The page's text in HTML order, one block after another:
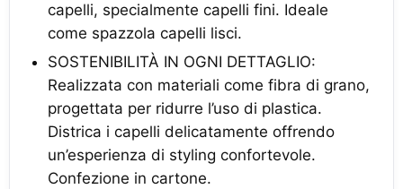
capelli, specialmente capelli fini. Ideale
come spazzola capelli lisci.
SOSTENIBILITÀ IN OGNI DETTAGLIO:
Realizzata con materiali come fibra di grano,
progettata per ridurre l’uso di plastica.
Districa i capelli delicatamente offrendo
un’esperienza di styling confortevole.
Confezione in cartone.